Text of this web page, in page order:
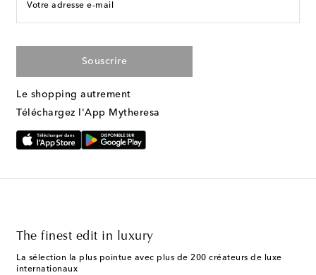
Votre adresse e-mail
Souscrire
Le shopping autrement
Téléchargez l'App Mytheresa
The finest edit in luxury
La sélection la plus pointue avec plus de 200 créateurs de luxe
internationaux